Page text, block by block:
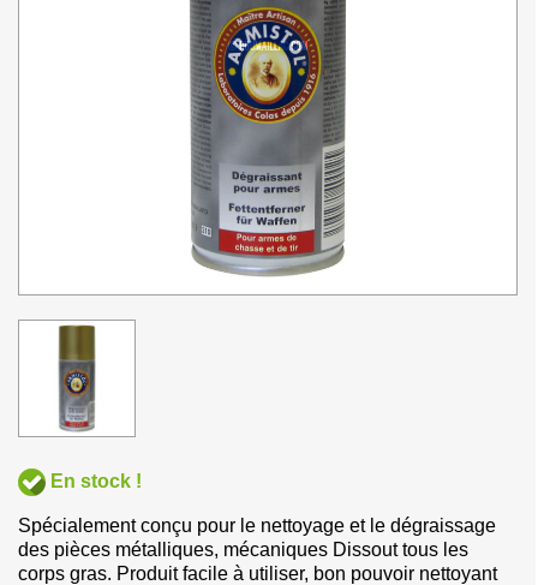
En stock !
Spécialement conçu pour le nettoyage et le dégraissage
des pièces métalliques, mécaniques Dissout tous les
corps gras. Produit facile à utiliser, bon pouvoir nettoyant